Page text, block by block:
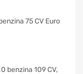
75 CV Euro
benzina 109 CV,